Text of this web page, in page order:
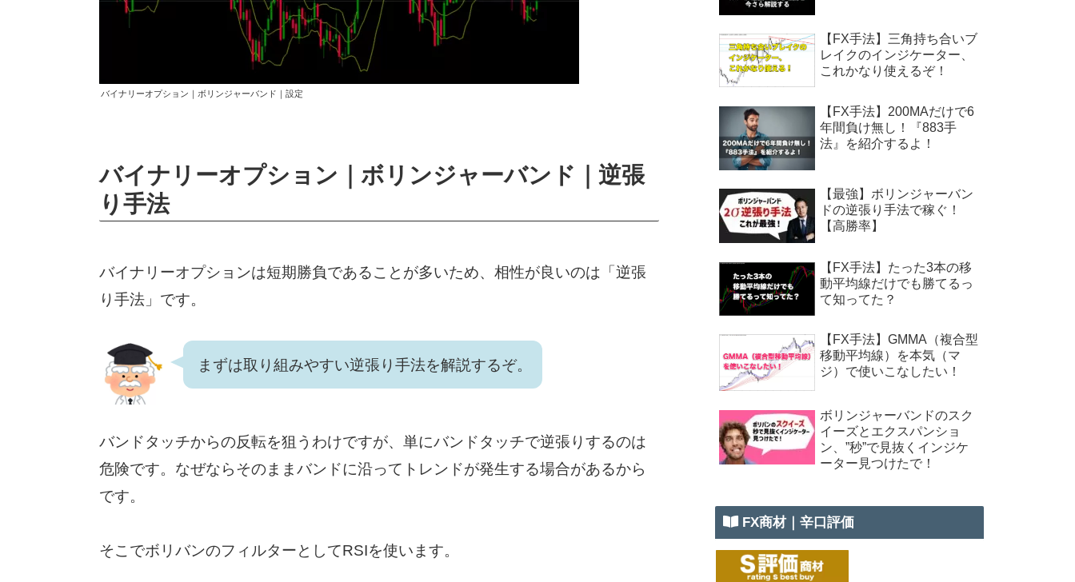
バイナリーオプション｜ボリンジャーバンド｜設定
バイナリーオプション｜ボリンジャーバンド｜逆張
り手法
バイナリーオプションは短期勝負であることが多いため、相性が良いのは「逆張
り手法」です。
まずは取り組みやすい逆張り手法を解説するぞ。
バンドタッチからの反転を狙うわけですが、単にバンドタッチで逆張りするのは
危険です。なぜならそのままバンドに沿ってトレンドが発生する場合があるから
です。
そこでボリバンのフィルターとしてRSIを使います。
【FX手法】三角持ち合いブ
レイクのインジケーター、
これかなり使えるぞ！
【FX手法】200MAだけで6
年間負け無し！『883手
法』を紹介するよ！
【最強】ボリンジャーバン
ドの逆張り手法で稼ぐ！
【高勝率】
【FX手法】たった3本の移
動平均線だけでも勝てるっ
て知ってた？
【FX手法】GMMA（複合型
移動平均線）を本気（マ
ジ）で使いこなしたい！
ボリンジャーバンドのスク
イーズとエクスパンショ
ン、”秒”で見抜くインジケ
ーター見つけたで！
FX商材｜辛口評価